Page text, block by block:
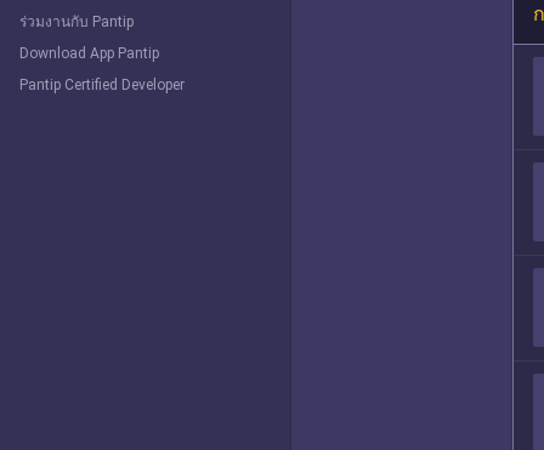
ร่วมงานกับ Pantip
Download App Pantip
Pantip Certified Developer